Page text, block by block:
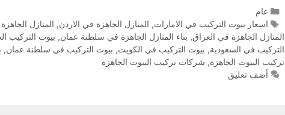
عام
اسعار بيوت التركيب في الامارات, المنازل الجاهزة في الاردن, المنازل
المنازل الجاهزة في العراق, بناء المنازل الجاهزة في سلطنة عمان, بيوت التركيب
التركيب في السعودية, بيوت التركيب في الكويت, بيوت التركيب في سلطنة عمان,
تركيب البيوت الجاهزة, شركات تركيب البيوت الجاهزة
أضف تعليق